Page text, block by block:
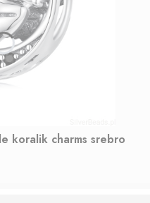
koralik charms srebro